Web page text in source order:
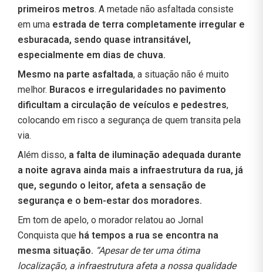
primeiros metros. A metade não asfaltada consiste
em uma estrada de terra completamente irregular e
esburacada, sendo quase intransitável,
especialmente em dias de chuva.
Mesmo na parte asfaltada, a situação não é muito
melhor. Buracos e irregularidades no pavimento
dificultam a circulação de veículos e pedestres,
colocando em risco a segurança de quem transita pela
via.
Além disso, a falta de iluminação adequada durante
a noite agrava ainda mais a infraestrutura da rua, já
que, segundo o leitor, afeta a sensação de
segurança e o bem-estar dos moradores.
Em tom de apelo, o morador relatou ao Jornal
Conquista que há tempos a rua se encontra na
mesma situação. “Apesar de ter uma ótima
localização, a infraestrutura afeta a nossa qualidade